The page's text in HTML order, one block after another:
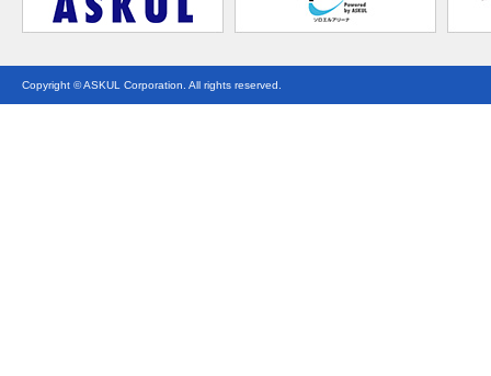
Copyright © ASKUL Corporation. All rights reserved.